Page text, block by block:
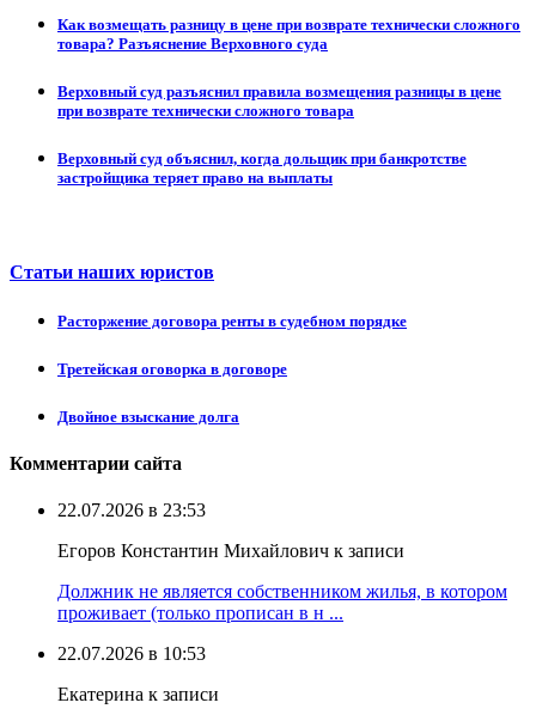
Как возмещать разницу в цене при возврате технически сложного
товара? Разъяснение Верховного суда
Верховный суд разъяснил правила возмещения разницы в цене
при возврате технически сложного товара
Верховный суд объяснил, когда дольщик при банкротстве
застройщика теряет право на выплаты
Статьи наших юристов
Расторжение договора ренты в судебном порядке
Третейская оговорка в договоре
Двойное взыскание долга
Комментарии сайта
22.07.2026 в 23:53
Егоров Константин Михайлович к записи
Должник не является собственником жилья, в котором
проживает (только прописан в н ...
22.07.2026 в 10:53
Екатерина к записи